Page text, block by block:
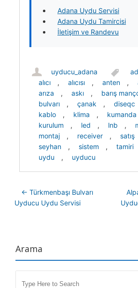
Adana Uydu Servisi
Adana Uydu Tamircisi
İletişim ve Randevu
uyducu_adana
alıcı
, alıcısı , anten ,
arıza
, askı , barış
bulvarı
, çanak , diseqc
kablo
, klima , kumanda
kurulum
, led , lnb ,
montaj
, receiver , satış
seyhan
, sistem , tamiri
uydu
, uyducu
Post navigation
← Türkmenbaşı Bulvarı
Uyducu Uydu Servisi
Arama
Search